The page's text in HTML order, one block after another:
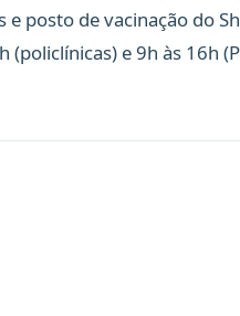
e posto de vacinação do
(policlínicas) e 9h às 16h